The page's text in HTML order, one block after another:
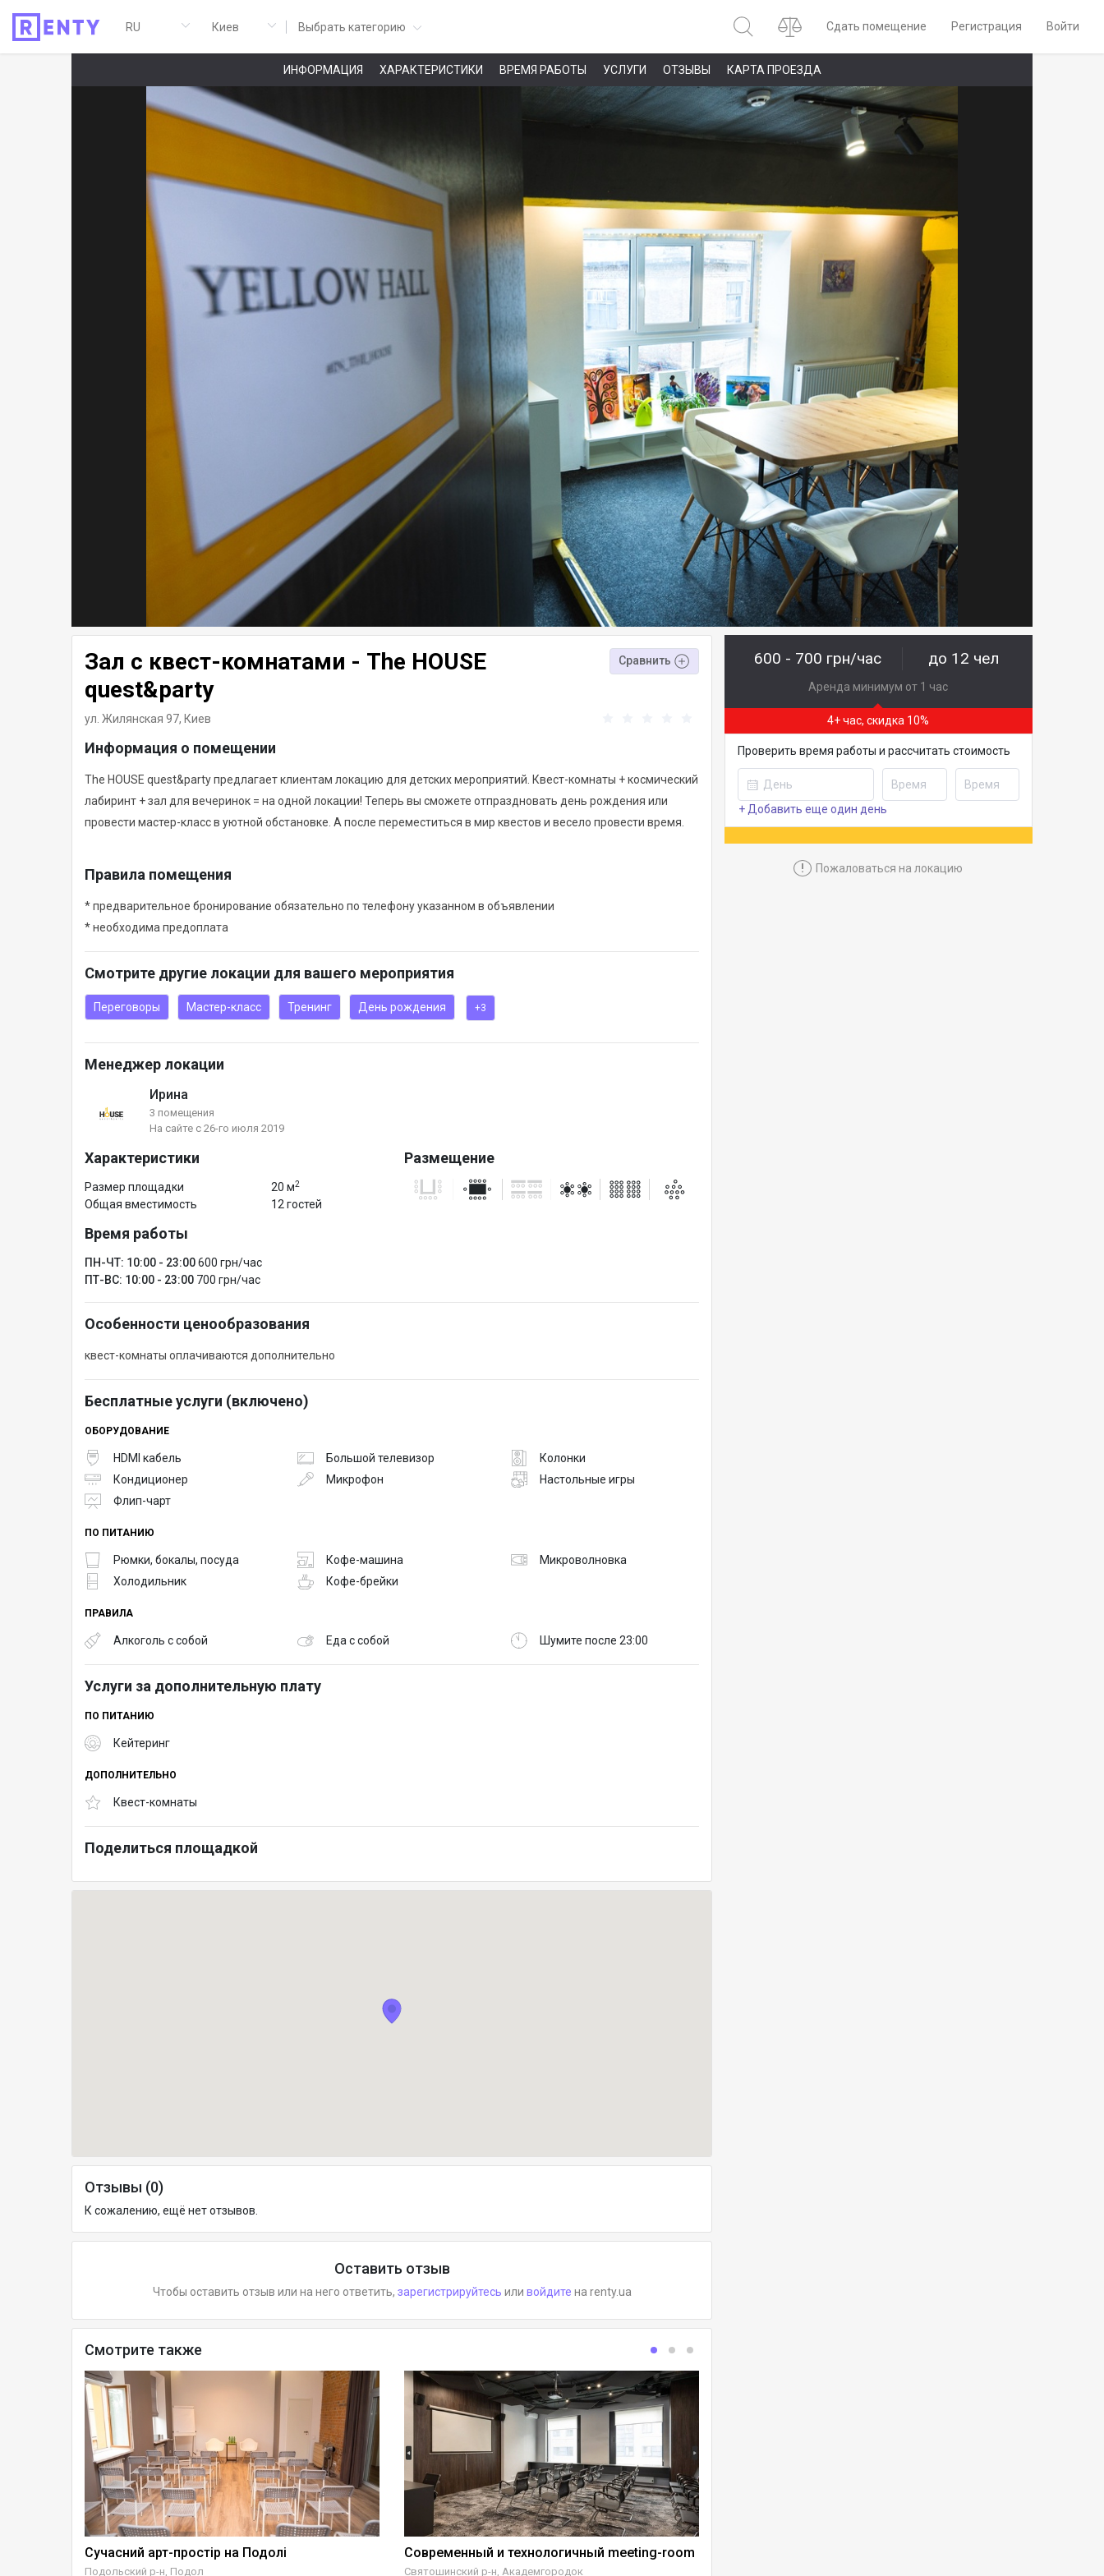
Выбрать категорию Сдать помещение Регистрация Войти
ИНФОРМАЦИЯ ХАРАКТЕРИСТИКИ ВРЕМЯ РАБОТЫ УСЛУГИ ОТЗЫВЫ КАРТА ПРОЕЗДА
Зал с квест-комнатами - The HOUSE
quest&party
Сравнить
ул. Жилянская 97, Киев
Информация о помещении
The HOUSE quest&party предлагает клиентам локацию для детских мероприятий. Квест-комнаты + космический
лабиринт + зал для вечеринок = на одной локации! Теперь вы сможете отпраздновать день рождения или
провести мастер-класс в уютной обстановке. А после переместиться в мир квестов и весело провести время.
Правила помещения
* предварительное бронирование обязательно по телефону указанном в объявлении
* необходима предоплата
Смотрите другие локации для вашего мероприятия
Переговоры Мастер-класс Тренинг День рождения +3
Менеджер локации
Ирина
3 помещения
На сайте с 26-го июля 2019
Характеристики
Размер площадки 20 м2
Общая вместимость 12 гостей
Размещение
Время работы
ПН-ЧТ: 10:00 - 23:00600 грн/час
ПТ-ВС: 10:00 - 23:00 700 грн/час
Особенности ценообразования
квест-комнаты оплачиваются дополнительно
Бесплатные услуги (включено)
ОБОРУДОВАНИЕ
HDMI кабель Большой телевизор
Колонки
Кондиционер
Микрофон
Настольные игры
Флип-чарт
ПО ПИТАНИЮ
Рюмки, бокалы, посуда Кофе-машина
Микроволновка
Холодильник
Кофе-брейки
ПРАВИЛА
Алкоголь с собой Еда с собой Шумите после 23:00
Услуги за дополнительную плату
ПО ПИТАНИЮ
Кейтеринг
ДОПОЛНИТЕЛЬНО
Квест-комнаты
Поделиться площадкой
Отзывы (0)
К сожалению, ещё нет отзывов.
Оставить отзыв
Чтобы оставить отзыв или на него ответить, зарегистрируйтесь или войдите на renty.ua
Смотрите также
Сучасний арт-простір на Подолі
Подольский р-н, Подол
Современный и технологичный meeting-room
Святошинский р-н, Академгородок
600 - 700 грн/час до 12 чел
Аренда минимум от 1 час
4+ час, скидка 10%
Проверить время работы и рассчитать стоимость
+ Добавить еще один день
! Пожаловаться на локацию